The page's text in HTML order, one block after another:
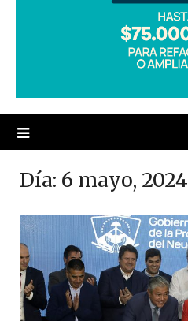
Día: 6 mayo, 2024